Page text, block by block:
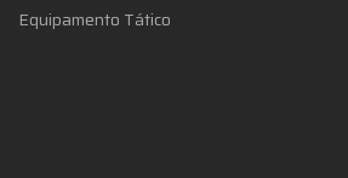
Equipamento Tático